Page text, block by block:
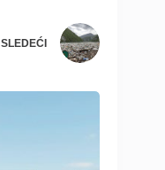
SLEDEĆI